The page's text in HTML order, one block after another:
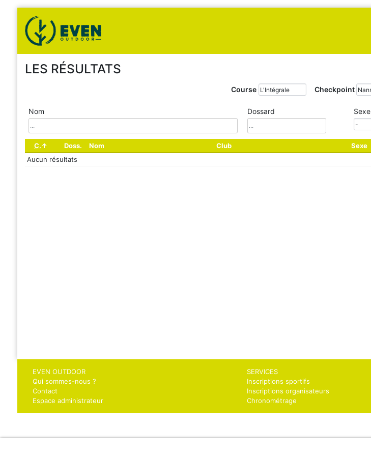
LES RÉSULTATS
Course Checkpoint
Nom Dossard Sexe
C. Doss. Nom Club Sexe
Aucun résultats
EVEN OUTDOOR
Qui sommes-nous ?
Contact
Espace administrateur
SERVICES
Inscriptions sportifs
Inscriptions organisateurs
Chronométrage